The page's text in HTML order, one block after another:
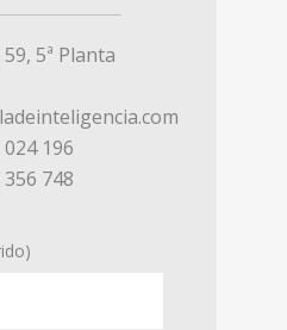
5ª Planta
196
748